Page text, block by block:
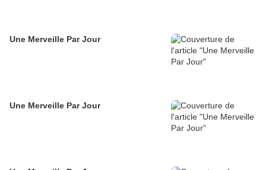
Une Merveille Par Jour
Une Merveille Par Jour